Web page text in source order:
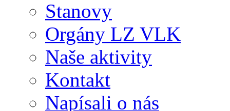
Stanovy
Orgány LZ VLK
Naše aktivity
Kontakt
Napísali o nás